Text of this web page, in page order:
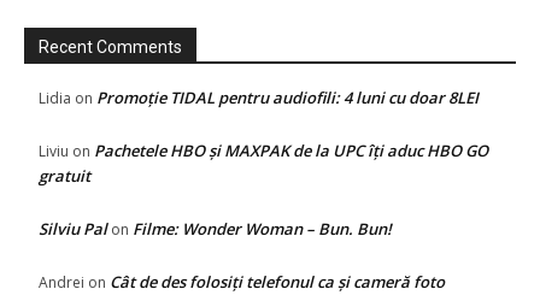
Recent Comments
Lidia on Promoție TIDAL pentru audiofili: 4 luni cu doar 8LEI
Liviu on Pachetele HBO și MAXPAK de la UPC îți aduc HBO GO
gratuit
Silviu Palon Filme: Wonder Woman – Bun. Bun!
Andrei on Cât de des folosiți telefonul ca și cameră foto